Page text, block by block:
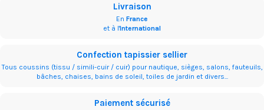
Livraison
En France
et à l'International
Confection tapissier sellier
Tous coussins (tissu / simili-cuir / cuir) pour nautique, sièges, salons, fauteuils,
bâches, chaises, bains de soleil, toiles de jardin et divers...
Paiement sécurisé